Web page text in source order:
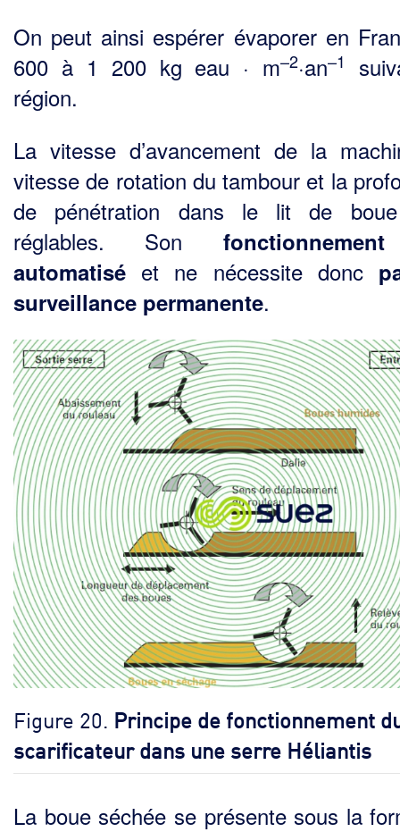
On peut ainsi espérer évaporer en
600 à 1 200 kg eau · m–2·an–1
région.
La vitesse d’avancement de la
vitesse de rotation du tambour et la
de pénétration dans le lit de
réglables. Son
automatisé et ne nécessite donc
surveillance permanente.
Figure 20. Principe de fonctionnement
scarificateur dans une serre Héliantis
La boue séchée se présente sous la